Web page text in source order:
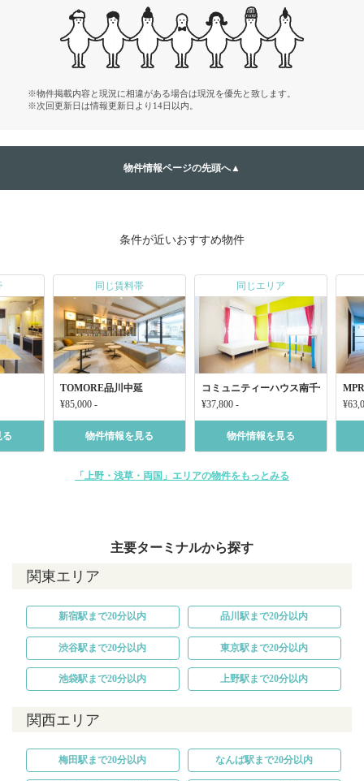
※物件掲載内容と現況に相違がある場合は現況を優先と致します。
※次回更新日は情報更新日より14日以内。
物件情報ページの先頭へ▲
条件が近いおすすめ物件
る
同じ賃料帯
TOMORE品川中延
¥85,000 -
物件情報を見る
同じエリア
コミュニティーハウス南千住
¥37,800 -
物件情報を見る
「上野・浅草・両国」エリアの物件をもっとみる
主要ターミナルから探す
関東エリア
新宿駅まで20分以内 品川駅まで20分以内
渋谷駅まで20分以内 東京駅まで20分以内
池袋駅まで20分以内 上野駅まで20分以内
関西エリア
梅田駅まで20分以内 なんば駅まで20分以内